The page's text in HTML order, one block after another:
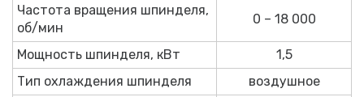
Частота вращения шпинделя,
об/мин
0 – 18 000
Мощность шпинделя, кВт
1,5
Тип охлаждения шпинделя
воздушное